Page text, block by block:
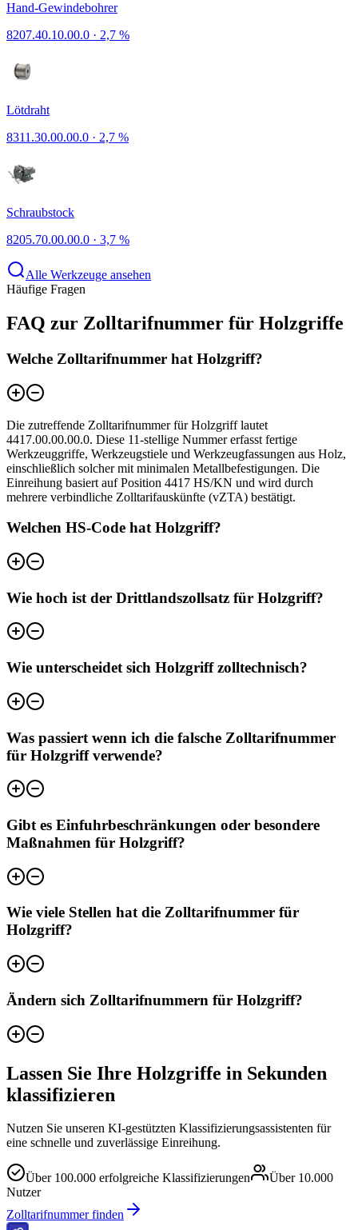
Hand-Gewindebohrer
8207.40.10.00.0 · 2,7 %
Lötdraht
8311.30.00.00.0 · 2,7 %
Schraubstock
8205.70.00.00.0 · 3,7 %
Alle Werkzeuge ansehen
Häufige Fragen
FAQ zur Zolltarifnummer für Holzgriffe
Welche Zolltarifnummer hat Holzgriff?
Die zutreffende Zolltarifnummer für Holzgriff lautet
4417.00.00.00.0. Diese 11-stellige Nummer erfasst fertige
Werkzeuggriffe, Werkzeugstiele und Werkzeugfassungen aus Holz,
einschließlich solcher mit minimalen Metallbefestigungen. Die
Einreihung basiert auf Position 4417 HS/KN und wird durch
mehrere verbindliche Zolltarifauskünfte (vZTA) bestätigt.
Welchen HS-Code hat Holzgriff?
Wie hoch ist der Drittlandszollsatz für Holzgriff?
Wie unterscheidet sich Holzgriff zolltechnisch?
Was passiert wenn ich die falsche Zolltarifnummer
für Holzgriff verwende?
Gibt es Einfuhrbeschränkungen oder besondere
Maßnahmen für Holzgriff?
Wie viele Stellen hat die Zolltarifnummer für
Holzgriff?
Ändern sich Zolltarifnummern für Holzgriff?
Lassen Sie Ihre Holzgriffe in Sekunden
klassifizieren
Nutzen Sie unseren KI-gestützten Klassifizierungsassistenten für
eine schnelle und zuverlässige Einreihung.
Über 100.000 erfolgreiche Klassifizierungen Über 10.000
Nutzer
Zolltarifnummer finden